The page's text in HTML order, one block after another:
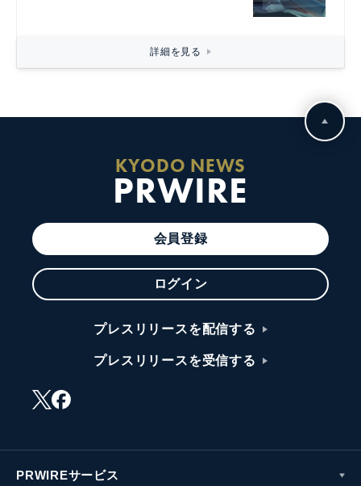
詳細を見る
KYODO NEWS
PRWIRE
会員登録
ログイン
プレスリリースを配信する
プレスリリースを受信する
PRWIREサービス